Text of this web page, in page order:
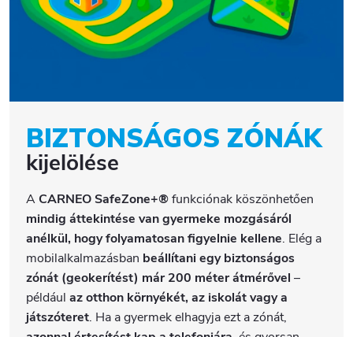
BIZTONSÁGOS ZÓNÁK
kijelölése
ACARNEO SafeZone+®funkciónak köszönhetően
mindig áttekintése van gyermeke mozgásáról
anélkül, hogy folyamatosan figyelnie kellene. Elég a
mobilalkalmazásban beállítani egy biztonságos
zónát (geokerítést) már 200 méter átmérővel –
példáulaz otthon környékét, az iskolát vagy a
játszóteret. Ha a gyermek elhagyja ezt a zónát,